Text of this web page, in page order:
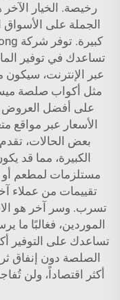
رخيصة. الخيار الآخر
الجملة على
تساعدك في توفير
عبر الإنترنت،
مثل أكواب صلصة
على أفضل العروض
الأسعار عبر مواقع
بعض الحالات،
الكبيرة، مما قد
مستلزمات لمطعم
تقييمات من عملاء
تسرب. وسر آخر هو
الموردين، فغالبًا
تساعدك على التوفير
الصلصة دون إنفاق
أكثر اقتصاداً، ولن